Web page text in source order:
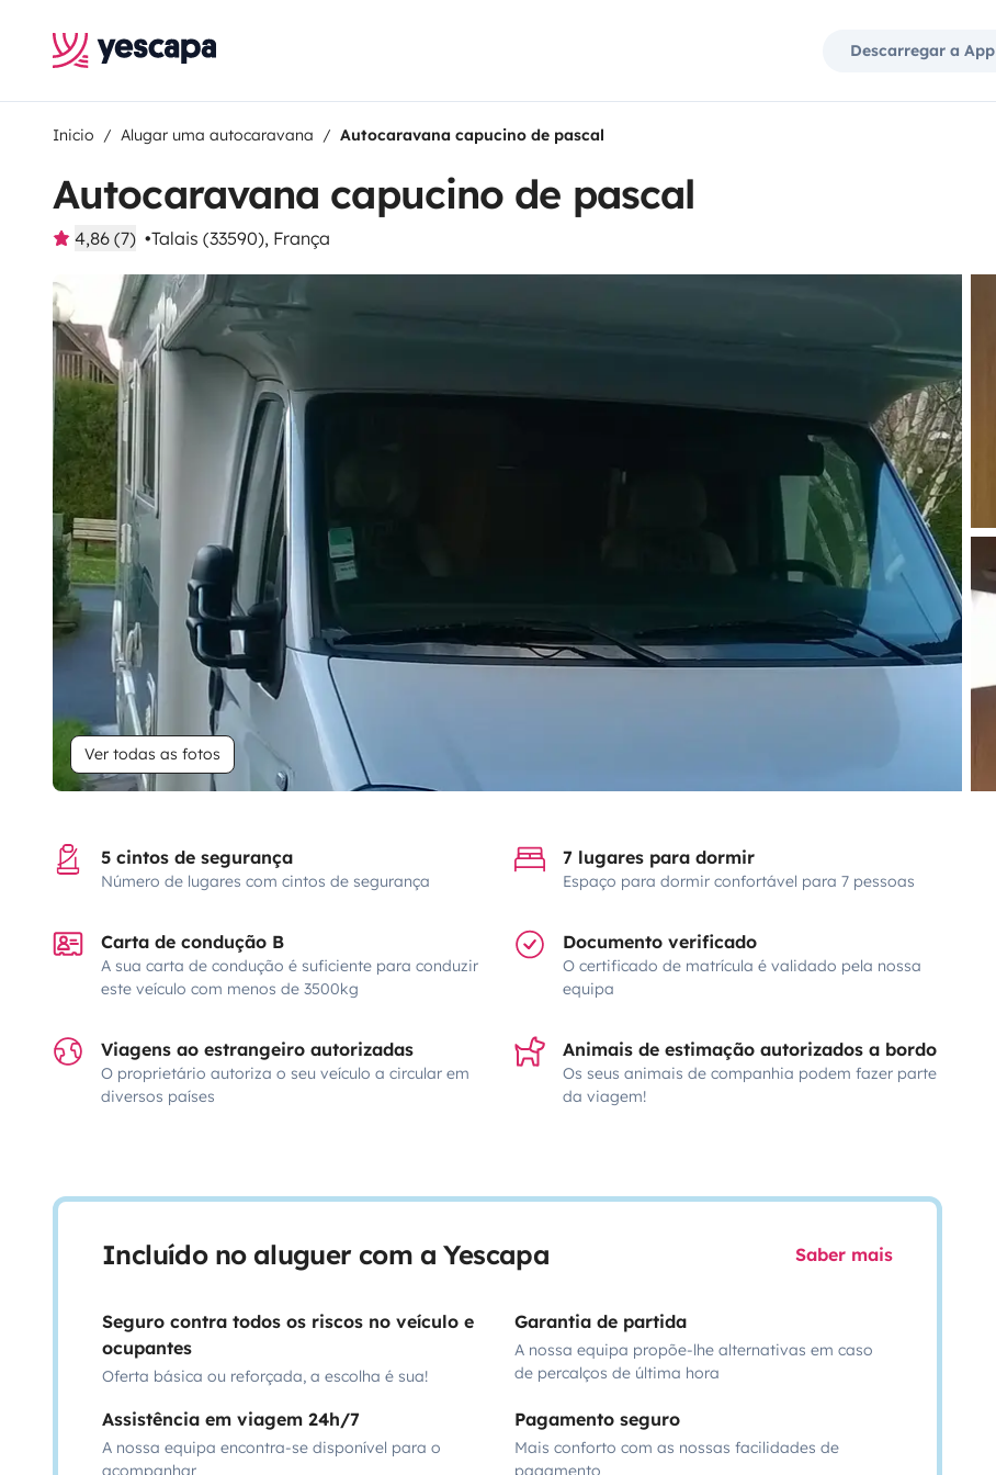
Descarregar a App
Inicio Alugar uma autocaravana Autocaravana capucino de pascal
Autocaravana capucino de pascal
4,86 (7) Talais (33590), França
Ver todas as fotos
5 cintos de segurança
Número de lugares com cintos de segurança
7 lugares para dormir
Espaço para dormir confortável para 7 pessoas
Carta de condução B
A sua carta de condução é suficiente para conduzir
este veículo com menos de 3500kg
Documento verificado
O certificado de matrícula é validado pela nossa
equipa
Viagens ao estrangeiro autorizadas
O proprietário autoriza o seu veículo a circular em
diversos países
Animais de estimação autorizados a bordo
Os seus animais de companhia podem fazer parte
da viagem!
Incluído no aluguer com a Yescapa Saber mais
Seguro contra todos os riscos no veículo e
ocupantes
Oferta básica ou reforçada, a escolha é sua!
Garantia de partida
A nossa equipa propõe-lhe alternativas em caso
de percalços de última hora
Assistência em viagem 24h/7
A nossa equipa encontra-se disponível para o
acompanhar
Pagamento seguro
Mais conforto com as nossas facilidades de
pagamento